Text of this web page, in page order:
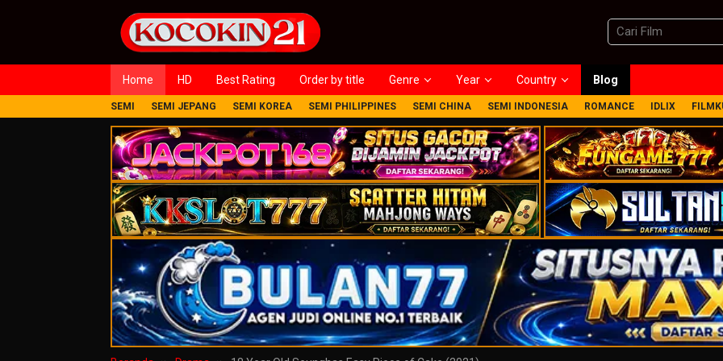
Home HD Best Rating Order by title Genre Year Country Blog
SEMI SEMI JEPANG SEMI KOREA SEMI PHILIPPINES SEMI CHINA SEMI INDONESIA ROMANCE IDLIX